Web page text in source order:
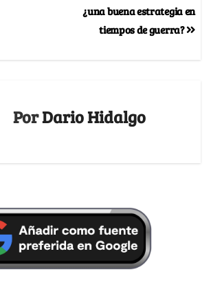
¿una buena estrategia en
tiempos de guerra?
PorDario Hidalgo